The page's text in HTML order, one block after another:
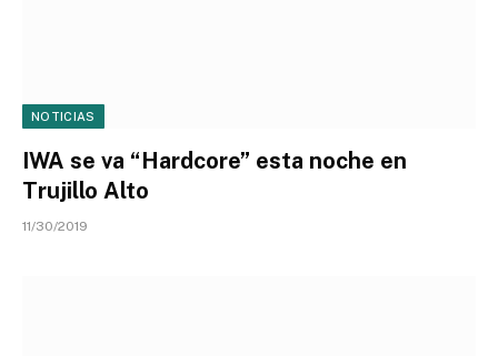
NOTICIAS
IWA se va “Hardcore” esta noche en
Trujillo Alto
11/30/2019